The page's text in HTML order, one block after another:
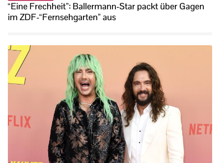
“Eine Frechheit”: Ballermann-Star packt über Gagen
im ZDF-“Fernsehgarten” aus